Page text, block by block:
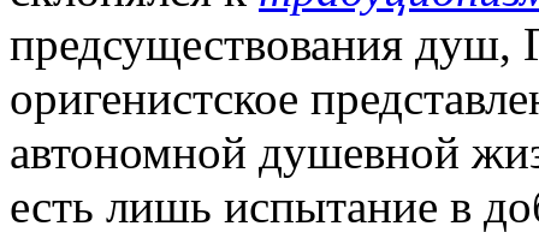
предсуществования душ,
оригенистское
автономной душевной
есть лишь испытание в